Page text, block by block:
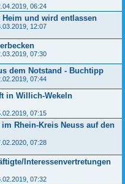
06:24
und wird entlassen
12:07
07:30
dem Notstand - Buchtipp
07:44
in Willich-Wekeln
07:15
Rhein-Kreis Neuss auf den
07:28
Interessenvertretungen
07:32